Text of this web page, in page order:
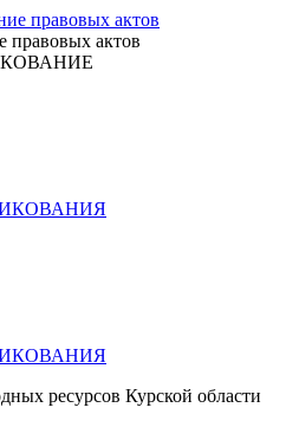
правовых актов
ресурсов Курской области